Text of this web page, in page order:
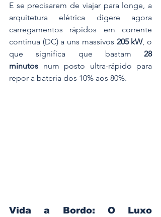
E se precisarem de viajar para longe, a
arquitetura elétrica digere agora
carregamentos rápidos em corrente
contínua (DC) a uns massivos 205 kW, o
que significa que bastam 28
minutos num posto ultra-rápido para
repor a bateria dos 10% aos 80%.
Vida a Bordo: O Luxo